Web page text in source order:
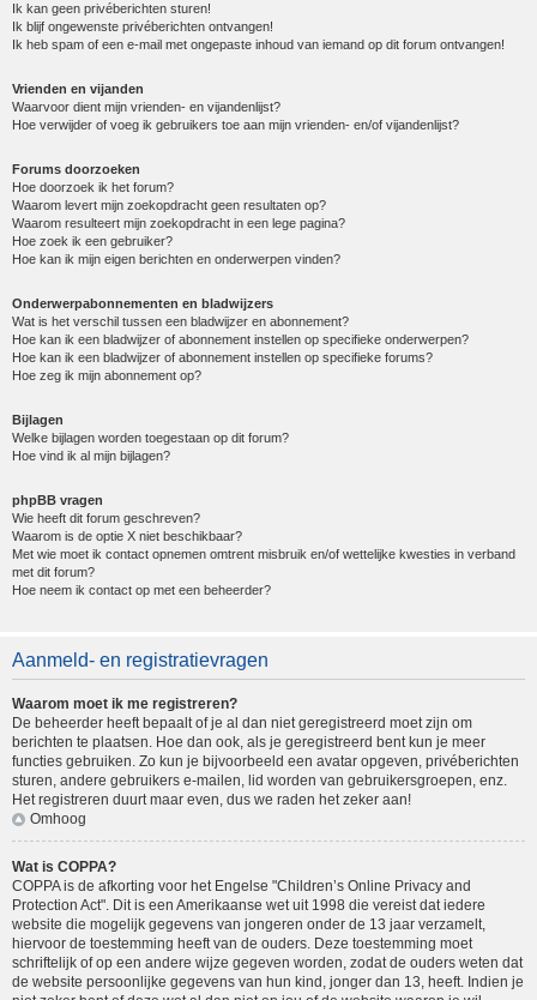
Ik kan geen privéberichten sturen!
Ik blijf ongewenste privéberichten ontvangen!
Ik heb spam of een e-mail met ongepaste inhoud van iemand op dit forum ontvangen!
Vrienden en vijanden
Waarvoor dient mijn vrienden- en vijandenlijst?
Hoe verwijder of voeg ik gebruikers toe aan mijn vrienden- en/of vijandenlijst?
Forums doorzoeken
Hoe doorzoek ik het forum?
Waarom levert mijn zoekopdracht geen resultaten op?
Waarom resulteert mijn zoekopdracht in een lege pagina?
Hoe zoek ik een gebruiker?
Hoe kan ik mijn eigen berichten en onderwerpen vinden?
Onderwerpabonnementen en bladwijzers
Wat is het verschil tussen een bladwijzer en abonnement?
Hoe kan ik een bladwijzer of abonnement instellen op specifieke onderwerpen?
Hoe kan ik een bladwijzer of abonnement instellen op specifieke forums?
Hoe zeg ik mijn abonnement op?
Bijlagen
Welke bijlagen worden toegestaan op dit forum?
Hoe vind ik al mijn bijlagen?
phpBB vragen
Wie heeft dit forum geschreven?
Waarom is de optie X niet beschikbaar?
Met wie moet ik contact opnemen omtrent misbruik en/of wettelijke kwesties in verband
met dit forum?
Hoe neem ik contact op met een beheerder?
Aanmeld- en registratievragen
Waarom moet ik me registreren?
De beheerder heeft bepaalt of je al dan niet geregistreerd moet zijn om
berichten te plaatsen. Hoe dan ook, als je geregistreerd bent kun je meer
functies gebruiken. Zo kun je bijvoorbeeld een avatar opgeven, privéberichten
sturen, andere gebruikers e-mailen, lid worden van gebruikersgroepen, enz.
Het registreren duurt maar even, dus we raden het zeker aan!
Omhoog
Wat is COPPA?
COPPA is de afkorting voor het Engelse "Children’s Online Privacy and
Protection Act". Dit is een Amerikaanse wet uit 1998 die vereist dat iedere
website die mogelijk gegevens van jongeren onder de 13 jaar verzamelt,
hiervoor de toestemming heeft van de ouders. Deze toestemming moet
schriftelijk of op een andere wijze gegeven worden, zodat de ouders weten dat
de website persoonlijke gegevens van hun kind, jonger dan 13, heeft. Indien je